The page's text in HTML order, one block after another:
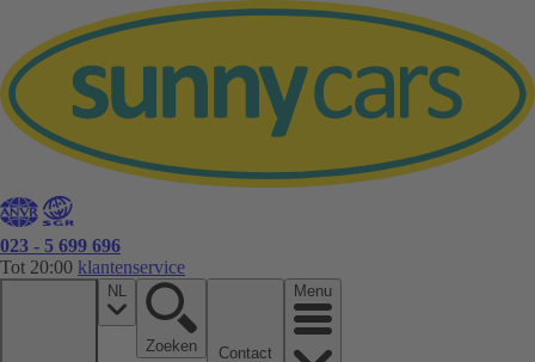
023 - 5 699 696
Tot 20:00 klantenservice
NL
Zoeken
Menu